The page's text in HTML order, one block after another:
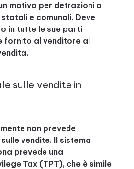
motivo per detrazioni o
e comunali. Deve
in tutte le sue parti
fornito al venditore al
sulle vendite in
non prevede
vendite. Il sistema
prevede una
Tax (TPT), che è simile